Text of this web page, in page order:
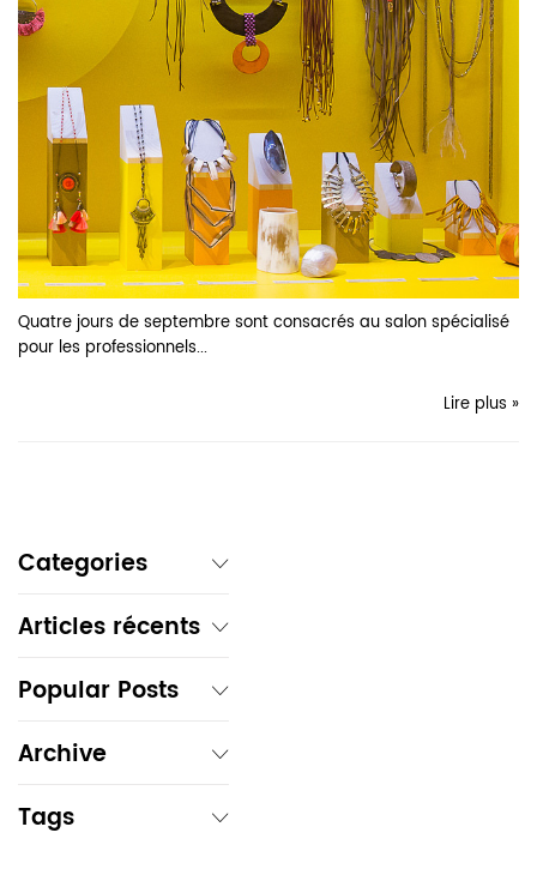
Quatre jours de septembre sont consacrés au salon spécialisé
pour les professionnels...
Lire plus »
Categories
Articles récents
Popular Posts
Archive
Tags